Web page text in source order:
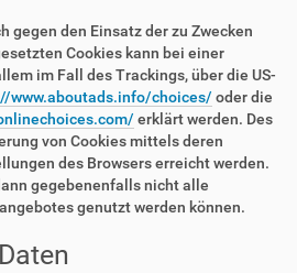
gegen den Einsatz der zu Zwecken
Cookies kann bei einer
im Fall des Trackings, über die US-
www.aboutads.info/choices/ oder die
erklärt werden. Des
von Cookies mittels deren
des Browsers erreicht werden.
gegebenenfalls nicht alle
genutzt werden können.